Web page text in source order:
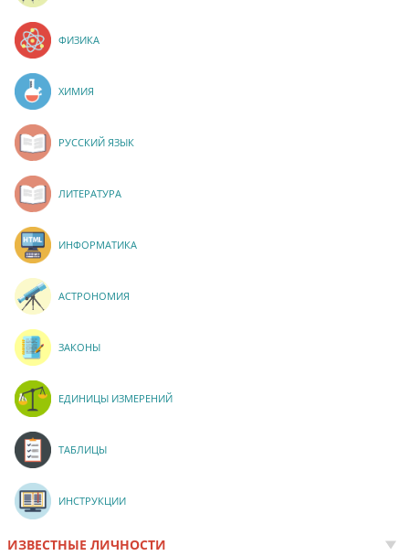
ФИЗИКА
ХИМИЯ
РУССКИЙ ЯЗЫК
ЛИТЕРАТУРА
ИНФОРМАТИКА
АСТРОНОМИЯ
ЗАКОНЫ
ЕДИНИЦЫ ИЗМЕРЕНИЙ
ТАБЛИЦЫ
ИНСТРУКЦИИ
ИЗВЕСТНЫЕ ЛИЧНОСТИ